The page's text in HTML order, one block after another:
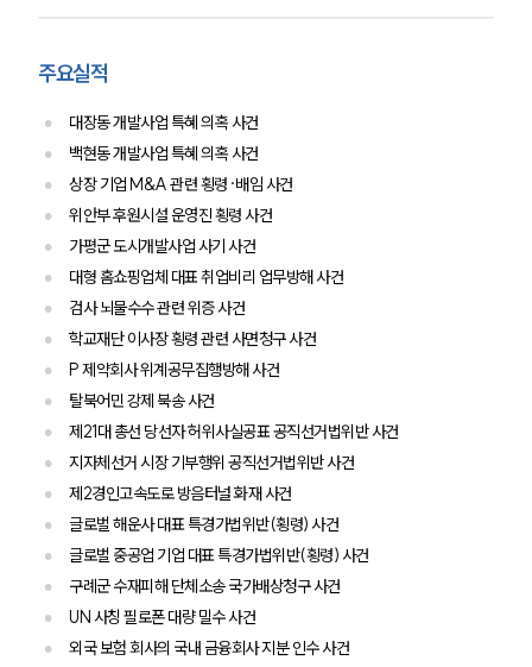
주요실적
대장동 개발사업 특혜 의혹 사건
백현동 개발사업 특혜 의혹 사건
상장 기업 M&A 관련 횡령·배임 사건
위안부 후원시설 운영진 횡령 사건
가평군 도시개발사업 사기 사건
대형 홈쇼핑업체 대표 취업비리 업무방해 사건
검사 뇌물수수 관련 위증 사건
학교재단 이사장 횡령 관련 사면청구 사건
P 제약회사 위계공무집행방해 사건
탈북어민 강제 북송 사건
제21대 총선 당선자 허위사실공표 공직선거법위반 사건
지자체선거 시장 기부행위 공직선거법위반 사건
제2경인고속도로 방음터널 화재 사건
글로벌 해운사 대표 특경가법위반(횡령) 사건
글로벌 중공업 기업 대표 특경가법위반(횡령) 사건
구례군 수재피해 단체소송 국가배상청구 사건
UN 사칭 필로폰 대량 밀수 사건
외국 보험 회사의 국내 금융회사 지분 인수 사건